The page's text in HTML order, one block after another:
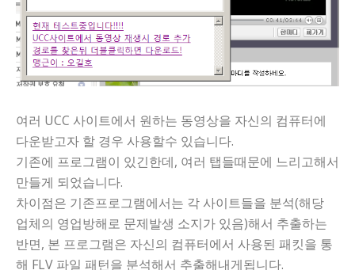
여러 UCC 사이트에서 원하는 동영상을 자신의 컴퓨터에
다운받고자 할 경우 사용할수 있습니다.
기존에 프로그램이 있긴한데, 여러 탭들때문에 느리고해서
만들게 되었습니다.
차이점은 기존프로그램에서는 각 사이트들을 분석(해당
업체의 영업방해로 문제발생 소지가 있음)해서 추출하는
반면, 본 프로그램은 자신의 컴퓨터에서 사용된 패킷을 통
해 FLV 파일 패턴을 분석해서 추출해내게됩니다.